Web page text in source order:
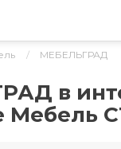
МЕБЕЛЬГРАД
в
Мебель